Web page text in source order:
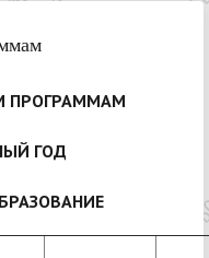
ПРОГРАММАМ
ГОД